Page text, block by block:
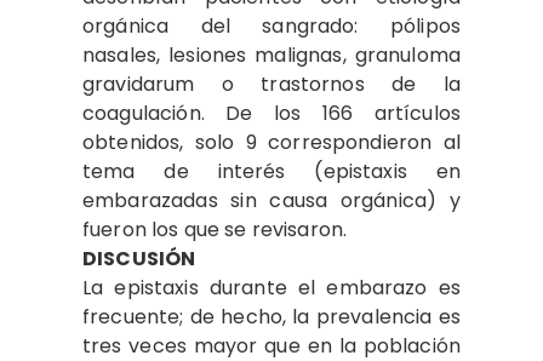
orgánica del sangrado: pólipos
nasales, lesiones malignas, granuloma
gravidarum o trastornos de la
coagulación. De los 166 artículos
obtenidos, solo 9 correspondieron al
tema de interés (epistaxis en
embarazadas sin causa orgánica) y
fueron los que se revisaron.
DISCUSIÓN
La epistaxis durante el embarazo es
frecuente; de hecho, la prevalencia es
tres veces mayor que en la población